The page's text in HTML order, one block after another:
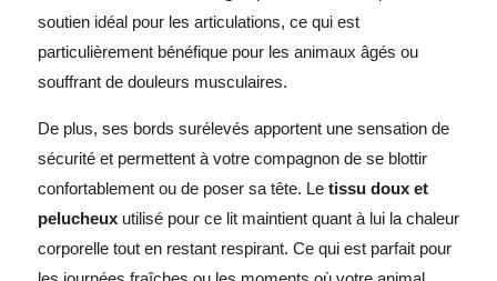
soutien idéal pour les articulations, ce qui est
particulièrement bénéfique pour les animaux âgés ou
souffrant de douleurs musculaires.
De plus, ses bords surélevés apportent une sensation de
sécurité et permettent à votre compagnon de se blottir
confortablement ou de poser sa tête. Le tissu doux et
pelucheuxutilisé pour ce lit maintient quant à lui la chaleur
corporelle tout en restant respirant. Ce qui est parfait pour